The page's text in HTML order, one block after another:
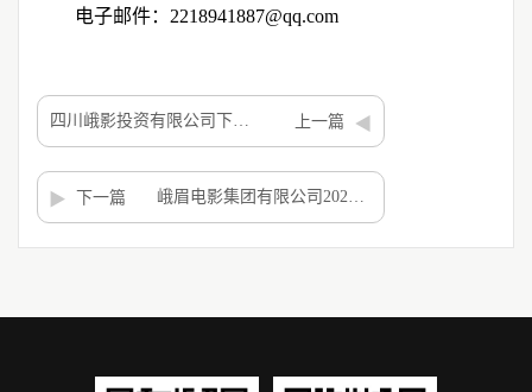
电子邮件： 2218941887@qq.com
上一篇
下一篇